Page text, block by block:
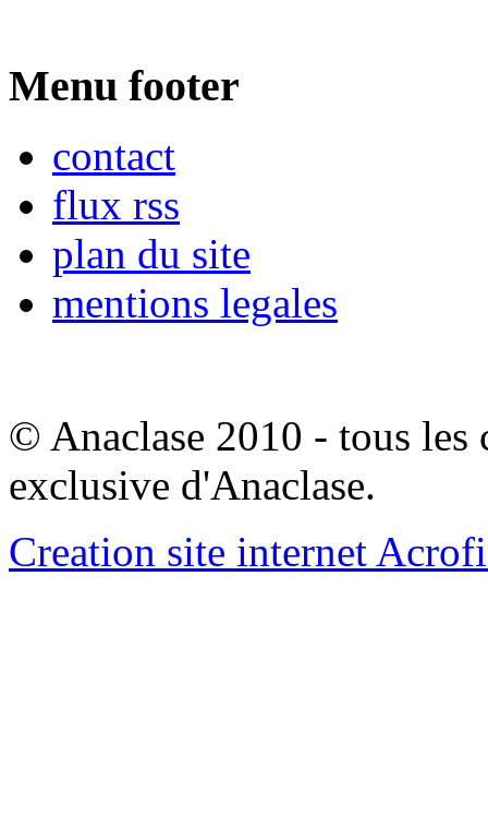
Menu footer
contact
flux rss
plan du site
mentions legales
© Anaclase 2010 - tous les
exclusive d'Anaclase.
Creation site internet